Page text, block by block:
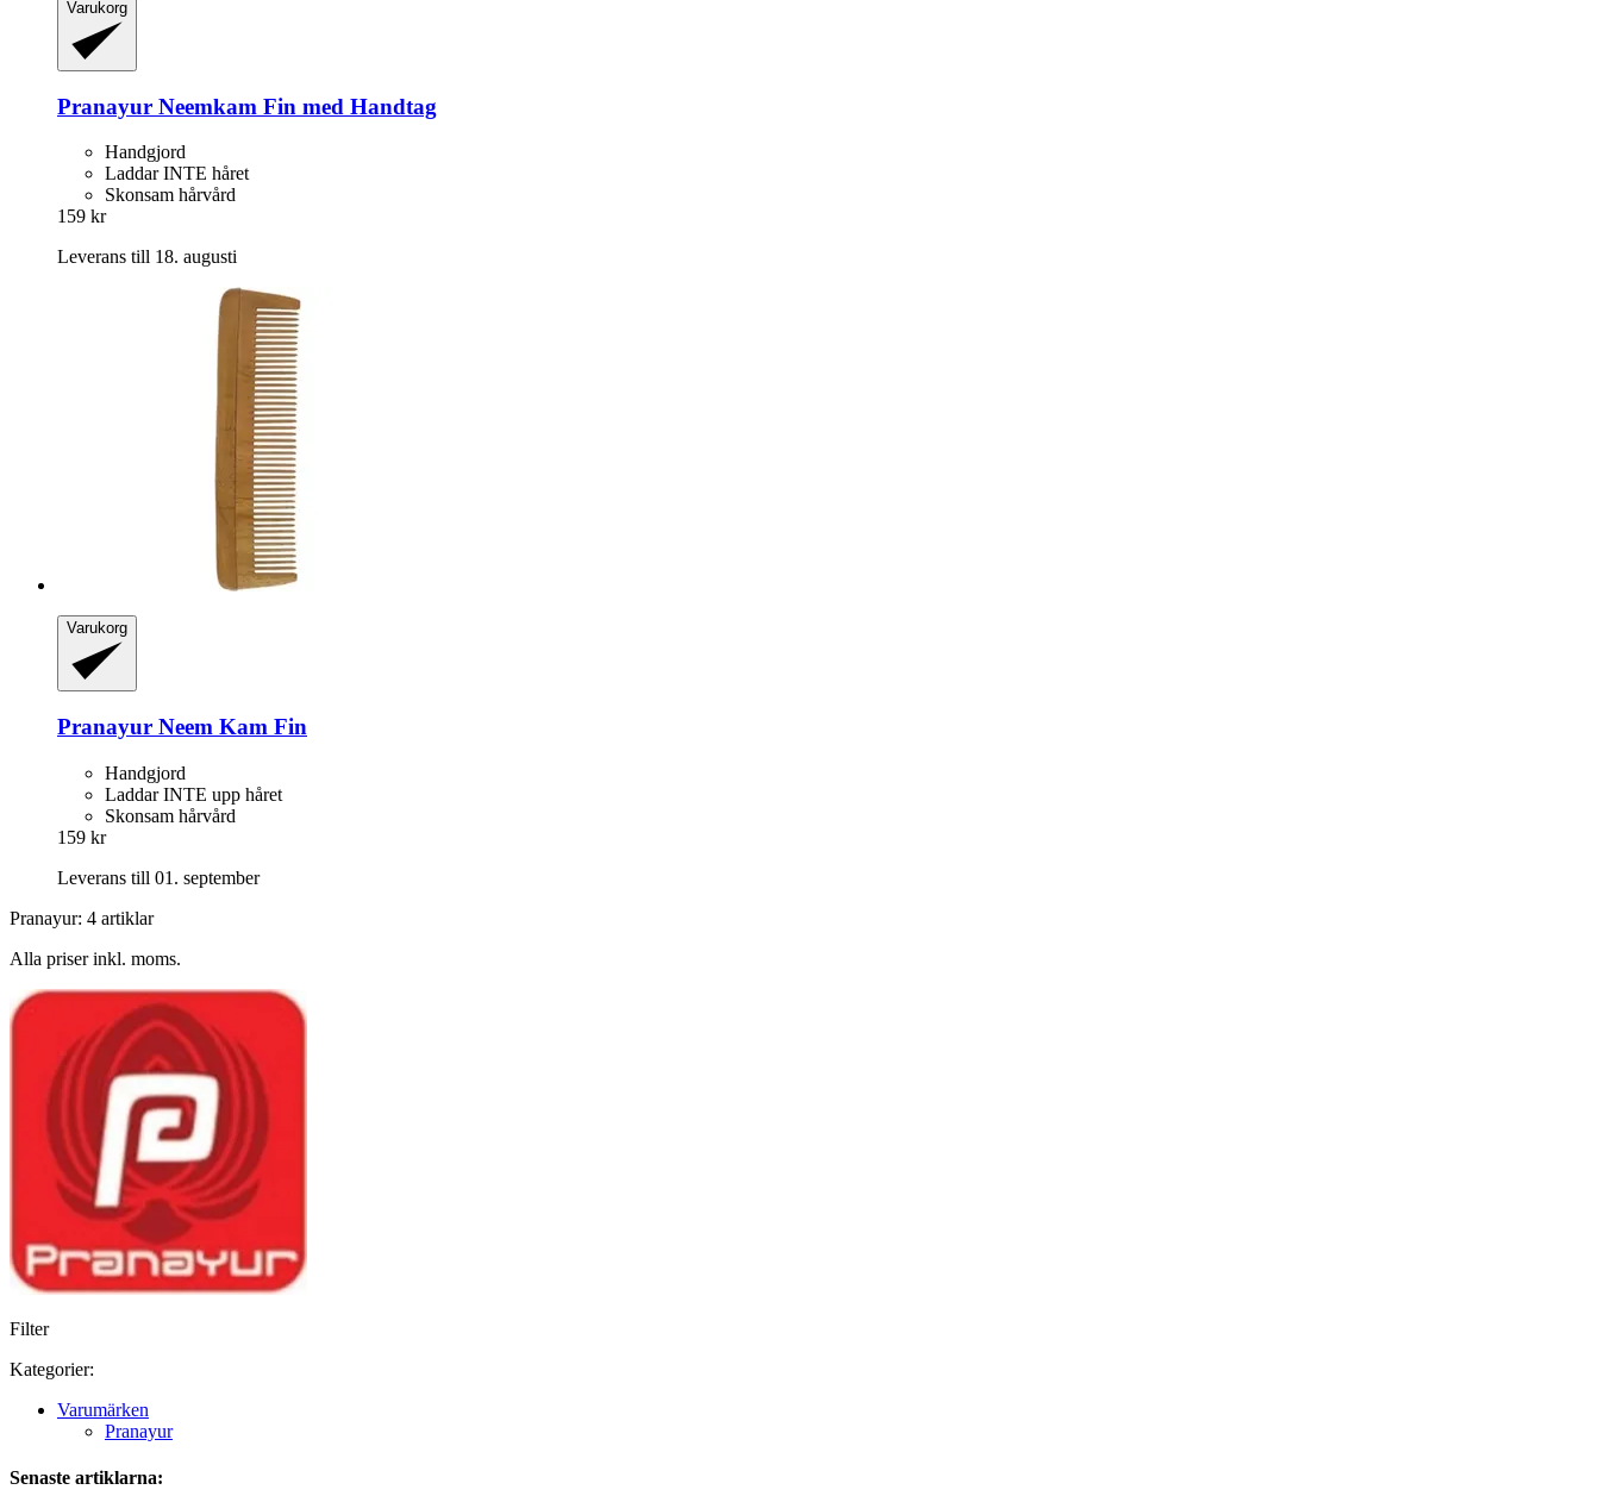
Varukorg
Pranayur Neemkam Fin med Handtag
Handgjord
Laddar INTE håret
Skonsam hårvård
159 kr
Leverans till 18. augusti
Varukorg
Pranayur Neem Kam Fin
Handgjord
Laddar INTE upp håret
Skonsam hårvård
159 kr
Leverans till 01. september
Pranayur: 4 artiklar
Alla priser inkl. moms.
Filter
Kategorier:
Varumärken
Pranayur
Senaste artiklarna: